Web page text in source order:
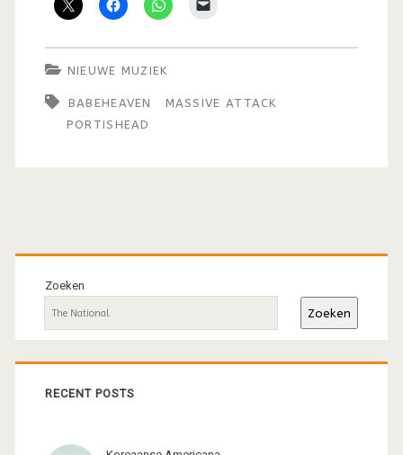
NIEUWE MUZIEK
BABEHEAVEN
MASSIVE ATTACK
PORTISHEAD
Primaire
sidebar
Zoeken
Zoeken
RECENT POSTS